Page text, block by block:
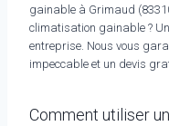
gainable à Grimaud
climatisation gainable ?
entreprise. Nous vous
impeccable et un devis
Comment utiliser